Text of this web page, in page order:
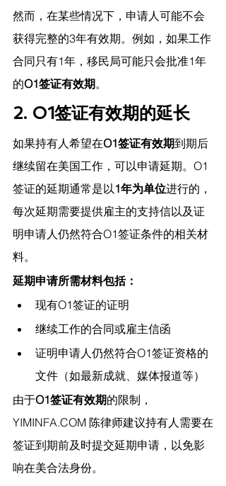
然而，在某些情况下，申请人可能不会
获得完整的3年有效期。例如，如果工作
合同只有1年，移民局可能只会批准1年
的O1签证有效期。
2. O1签证有效期的延长
如果持有人希望在O1签证有效期到期后
继续留在美国工作，可以申请延期。O1
签证的延期通常是以1年为单位进行的，
每次延期需要提供雇主的支持信以及证
明申请人仍然符合O1签证条件的相关材
料。
延期申请所需材料包括：
现有O1签证的证明
继续工作的合同或雇主信函
证明申请人仍然符合O1签证资格的
文件（如最新成就、媒体报道等）
由于O1签证有效期的限制，
YIMINFA.COM 陈律师建议持有人需要在
签证到期前及时提交延期申请，以免影
响在美合法身份。